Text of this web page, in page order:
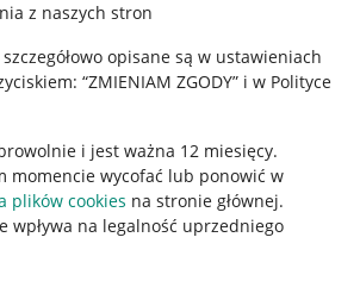
z naszych stron
opisane są w ustawieniach
“ZMIENIAM ZGODY” i w Polityce
i jest ważna 12 miesięcy.
momencie wycofać lub ponowić w
plików cookies na stronie głównej.
wpływa na legalność uprzedniego
Usługach Cyfrowych